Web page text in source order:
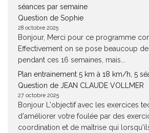
séances par semaine
Question de Sophie
28 octobre 2025
Bonjour, Merci pour ce programme
Effectivement on se pose beaucoup
pendant ces 16 semaines, mais...
Plan entrainement 5 km à 18 km/h, 5
Question de JEAN CLAUDE VOLLMER
27 octobre 2025
Bonjour L'objectif avec les exercices
d'améliorer votre foulée par des
coordination et de maîtrise qui